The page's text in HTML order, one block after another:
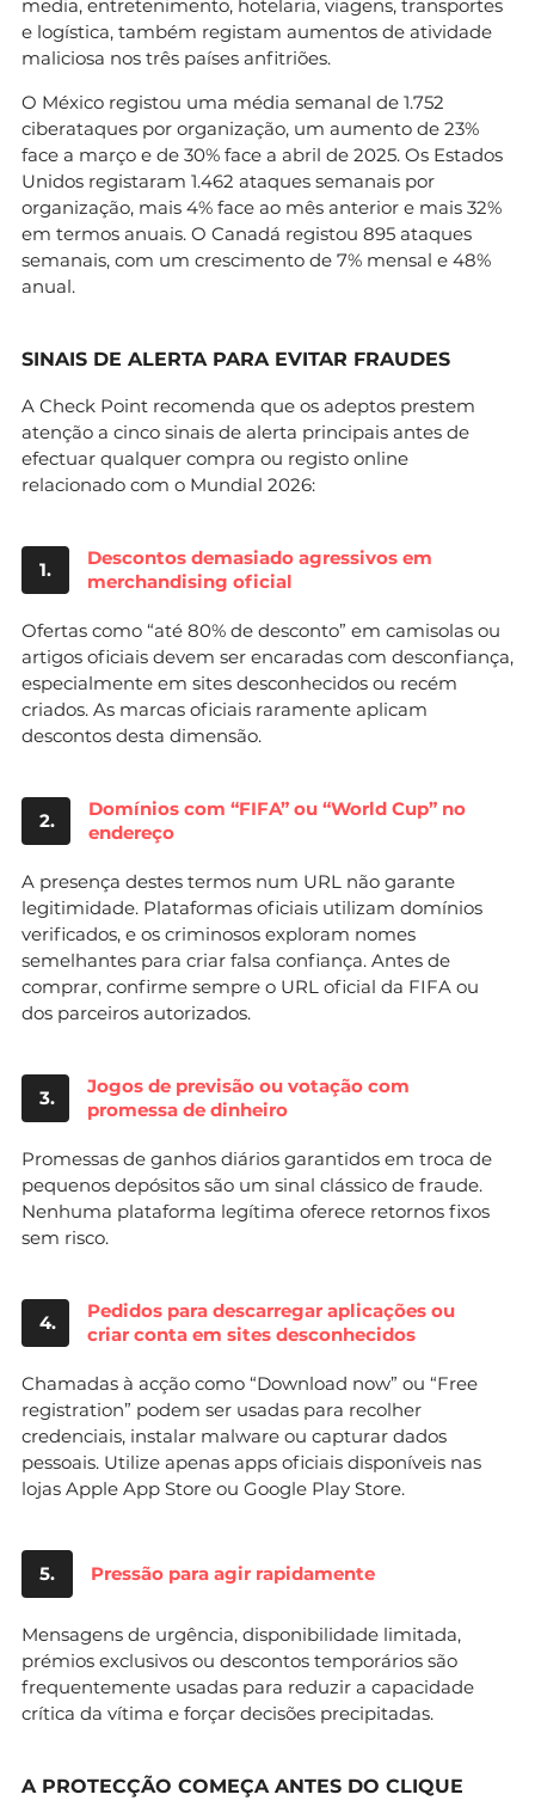
media, entretenimento, hotelaria, viagens, transportes
e logística, também registam aumentos de atividade
maliciosa nos três países anfitriões.
O México registou uma média semanal de 1.752
ciberataques por organização, um aumento de 23%
face a março e de 30% face a abril de 2025. Os Estados
Unidos registaram 1.462 ataques semanais por
organização, mais 4% face ao mês anterior e mais 32%
em termos anuais. O Canadá registou 895 ataques
semanais, com um crescimento de 7% mensal e 48%
anual.
SINAIS DE ALERTA PARA EVITAR FRAUDES
A Check Point recomenda que os adeptos prestem
atenção a cinco sinais de alerta principais antes de
efectuar qualquer compra ou registo online
relacionado com o Mundial 2026:
1.
Descontos demasiado agressivos em
merchandising oficial
Ofertas como “até 80% de desconto” em camisolas ou
artigos oficiais devem ser encaradas com desconfiança,
especialmente em sites desconhecidos ou recém
criados. As marcas oficiais raramente aplicam
descontos desta dimensão.
2.
Domínios com “FIFA” ou “World Cup” no
endereço
A presença destes termos num URL não garante
legitimidade. Plataformas oficiais utilizam domínios
verificados, e os criminosos exploram nomes
semelhantes para criar falsa confiança. Antes de
comprar, confirme sempre o URL oficial da FIFA ou
dos parceiros autorizados.
3.
Jogos de previsão ou votação com
promessa de dinheiro
Promessas de ganhos diários garantidos em troca de
pequenos depósitos são um sinal clássico de fraude.
Nenhuma plataforma legítima oferece retornos fixos
sem risco.
4.
Pedidos para descarregar aplicações ou
criar conta em sites desconhecidos
Chamadas à acção como “Download now” ou “Free
registration” podem ser usadas para recolher
credenciais, instalar malware ou capturar dados
pessoais. Utilize apenas apps oficiais disponíveis nas
lojas Apple App Store ou Google Play Store.
5. Pressão para agir rapidamente
Mensagens de urgência, disponibilidade limitada,
prémios exclusivos ou descontos temporários são
frequentemente usadas para reduzir a capacidade
crítica da vítima e forçar decisões precipitadas.
A PROTECÇÃO COMEÇA ANTES DO CLIQUE